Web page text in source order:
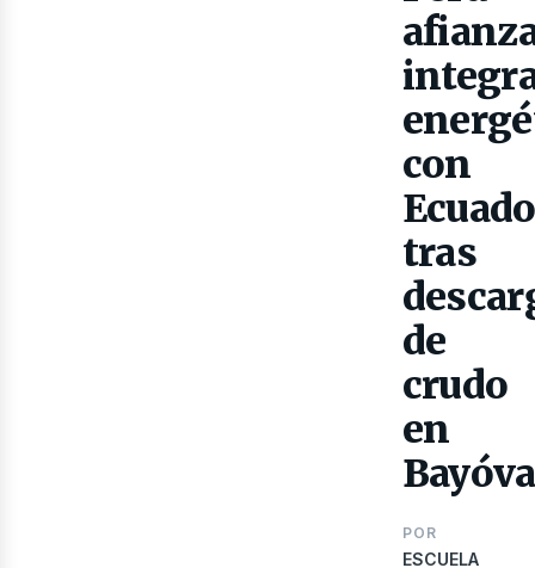
con
tras
de
crudo
en
POR
ESCUELA